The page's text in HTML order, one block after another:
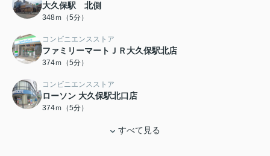
大久保駅 北側
348ｍ（5分）
コンビニエンスストア
ファミリーマートＪＲ大久保駅北店
374ｍ（5分）
コンビニエンスストア
ローソン 大久保駅北口店
374ｍ（5分）
すべて見る